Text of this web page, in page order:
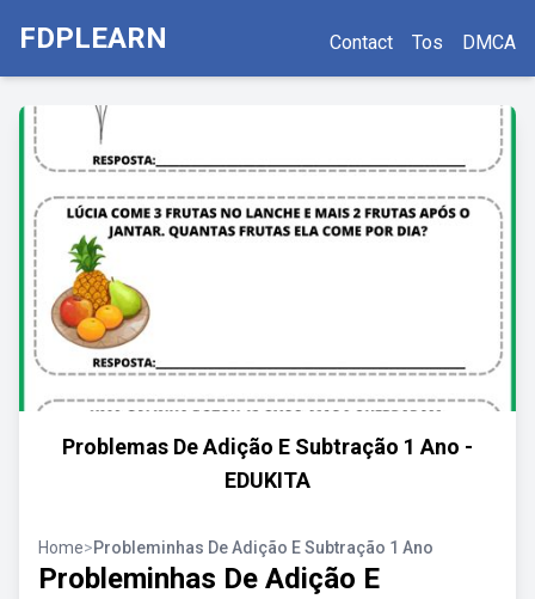
FDPLEARN Contact Tos DMCA
Problemas De Adição E Subtração 1 Ano -
EDUKITA
Home>Probleminhas De Adição E Subtração 1 Ano
Probleminhas De Adição E